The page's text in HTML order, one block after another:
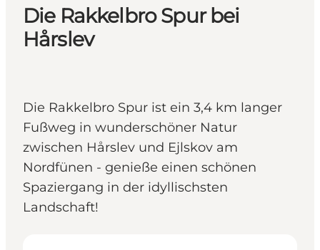
Die Rakkelbro Spur bei
Hårslev
Die Rakkelbro Spur ist ein 3,4 km langer
Fußweg in wunderschöner Natur
zwischen Hårslev und Ejlskov am
Nordfünen - genieße einen schönen
Spaziergang in der idyllischsten
Landschaft!